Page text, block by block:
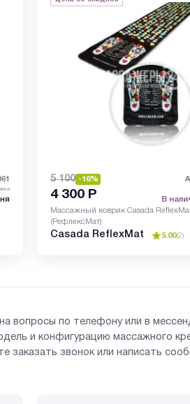
5 100 -16%
4 300 Р В
Массажный коврик Casada
(РефлексМат)
Casada ReflexMat 5.00(2)
вопросы по телефону или в
и конфигурацию массажного
заказать звонок или написать